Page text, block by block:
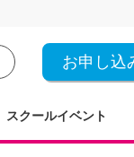
スクールイベント
お申し込